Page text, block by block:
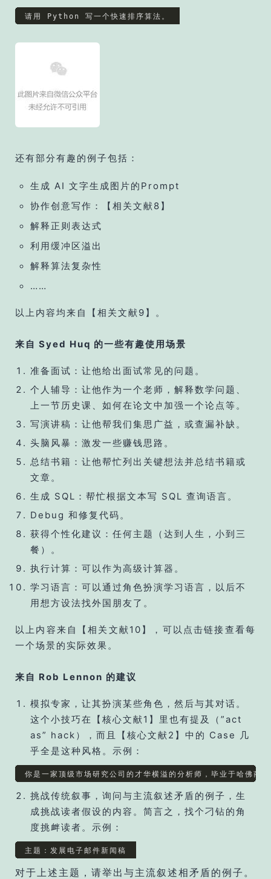
还有部分有趣的例子包括：
生成 AI 文字生成图片的Prompt
协作创意写作：【相关文献8】
解释正则表达式
利用缓冲区溢出
解释算法复杂性
……
以上内容均来自【相关文献9】。
来自 Syed Huq 的一些有趣使用场景
准备面试：让他给出面试常见的问题。
个人辅导：让他作为一个老师，解释数学问题、
上一节历史课、如何在论文中加强一个论点等。
写演讲稿：让他帮我们集思广益，或查漏补缺。
头脑风暴：激发一些赚钱思路。
总结书籍：让他帮忙列出关键想法并总结书籍或
文章。
生成 SQL：帮忙根据文本写 SQL 查询语言。
Debug 和修复代码。
获得个性化建议：任何主题（达到人生，小到三
餐）。
执行计算：可以作为高级计算器。
学习语言：可以通过角色扮演学习语言，以后不
用想方设法找外国朋友了。
以上内容来自【相关文献10】，可以点击链接查看每
一个场景的实际效果。
来自 Rob Lennon 的建议
模拟专家，让其扮演某些角色，然后与其对话。
这个小技巧在【核心文献1】里也有提及（”act
as” hack），而且【核心文献2】中的 Case 几
乎全是这种风格。示例：
挑战传统叙事，询问与主流叙述矛盾的例子，生
成挑战读者假设的内容。简言之，找个刁钻的角
度挑衅读者。示例：
主题：发展电子邮件新闻稿
对于上述主题，请举出与主流叙述相矛盾的例子。